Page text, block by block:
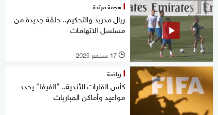
هجمة مرتدة
ريال مدريد والتحكيم.. حلقة جديدة من
مسلسل الاتهامات
l 17 سبتمبر 2025
رياضة
كأس القارات للأندية.. "الفيفا" يحدد
مواعيد وأماكن المباريات